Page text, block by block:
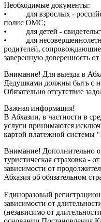
Необходимые документы:
• для взрослых -
полис ОМС;
• для детей -
• для
родителей,
заверенную доверенность
Внимание! Для выезда в
Дедушками должны быть с
Обязательно отсутствие
Важная информация!
В Абхазии, в частности в
услуги принимаются
картой платежной
Внимание! Дополнительно
туристическая страховка -
зависимости от
Абхазия об обязательном
Единоразовый
зависимости от
(независимо от